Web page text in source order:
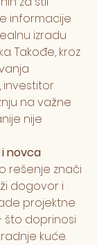
informacije
izradu
Takođe, kroz
investitor
na važne
nije
novca
rešenje znači
dogovor i
projektne
što doprinosi
kuće.